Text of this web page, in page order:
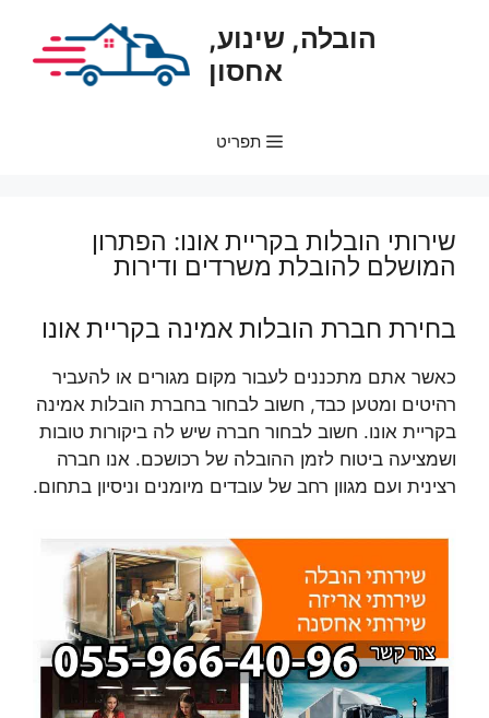
הובלה, שינוע,
אחסון
תפריט
שירותי הובלות בקריית אונו: הפתרון
המושלם להובלת משרדים ודירות
בחירת חברת הובלות אמינה בקריית אונו
כאשר אתם מתכננים לעבור מקום מגורים או להעביר
רהיטים ומטען כבד, חשוב לבחור בחברת הובלות אמינה
בקריית אונו. חשוב לבחור חברה שיש לה ביקורות טובות
ושמציעה ביטוח לזמן ההובלה של רכושכם. אנו חברה
רצינית ועם מגוון רחב של עובדים מיומנים וניסיון בתחום.